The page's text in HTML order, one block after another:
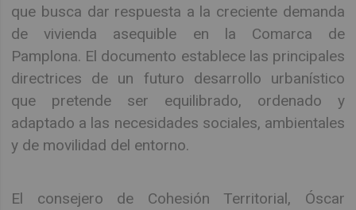
que busca dar respuesta a la creciente demanda
de vivienda asequible en la Comarca de
Pamplona. El documento establece las principales
directrices de un futuro desarrollo urbanístico
que pretende ser equilibrado, ordenado y
adaptado a las necesidades sociales, ambientales
y de movilidad del entorno.
El consejero de Cohesión Territorial, Óscar